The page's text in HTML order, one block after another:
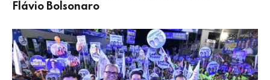
Flávio Bolsonaro